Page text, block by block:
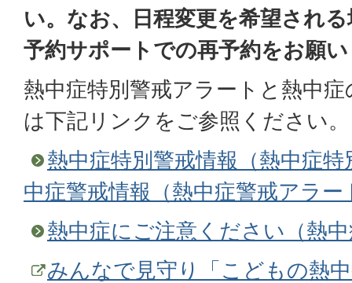
い。なお、日程変更を希望され
予約サポートでの再予約をお願
熱中症特別警戒アラートと熱中
は下記リンクをご参照ください。
熱中症特別警戒情報（熱中症
中症警戒情報（熱中症警戒アラ
熱中症にご注意ください（熱
みんなで見守り「こどもの熱